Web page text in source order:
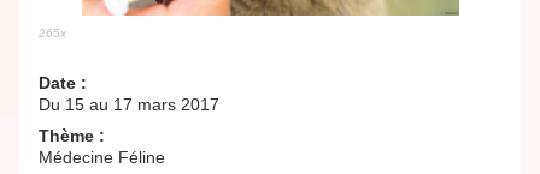
265x
Date :
Du 15 au 17 mars 2017
Thème :
Médecine Féline